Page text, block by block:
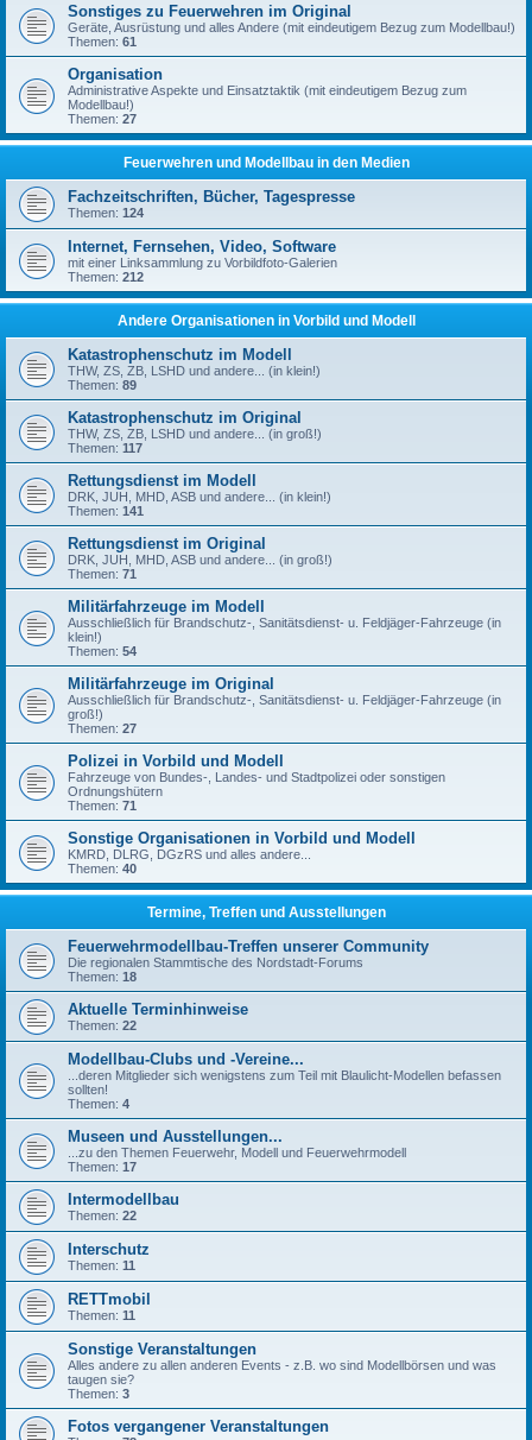
Sonstiges zu Feuerwehren im Original
Geräte, Ausrüstung und alles Andere (mit eindeutigem Bezug zum Modellbau!)
Themen: 61
Organisation
Administrative Aspekte und Einsatztaktik (mit eindeutigem Bezug zum
Modellbau!)
Themen: 27
Feuerwehren und Modellbau in den Medien
Fachzeitschriften, Bücher, Tagespresse
Themen: 124
Internet, Fernsehen, Video, Software
mit einer Linksammlung zu Vorbildfoto-Galerien
Themen: 212
Andere Organisationen in Vorbild und Modell
Katastrophenschutz im Modell
THW, ZS, ZB, LSHD und andere... (in klein!)
Themen: 89
Katastrophenschutz im Original
THW, ZS, ZB, LSHD und andere... (in groß!)
Themen: 117
Rettungsdienst im Modell
DRK, JUH, MHD, ASB und andere... (in klein!)
Themen: 141
Rettungsdienst im Original
DRK, JUH, MHD, ASB und andere... (in groß!)
Themen: 71
Militärfahrzeuge im Modell
Ausschließlich für Brandschutz-, Sanitätsdienst- u. Feldjäger-Fahrzeuge (in
klein!)
Themen: 54
Militärfahrzeuge im Original
Ausschließlich für Brandschutz-, Sanitätsdienst- u. Feldjäger-Fahrzeuge (in
groß!)
Themen: 27
Polizei in Vorbild und Modell
Fahrzeuge von Bundes-, Landes- und Stadtpolizei oder sonstigen
Ordnungshütern
Themen: 71
Sonstige Organisationen in Vorbild und Modell
KMRD, DLRG, DGzRS und alles andere...
Themen: 40
Termine, Treffen und Ausstellungen
Feuerwehrmodellbau-Treffen unserer Community
Die regionalen Stammtische des Nordstadt-Forums
Themen: 18
Aktuelle Terminhinweise
Themen: 22
Modellbau-Clubs und -Vereine...
...deren Mitglieder sich wenigstens zum Teil mit Blaulicht-Modellen befassen
sollten!
Themen: 4
Museen und Ausstellungen...
...zu den Themen Feuerwehr, Modell und Feuerwehrmodell
Themen: 17
Intermodellbau
Themen: 22
Interschutz
Themen: 11
RETTmobil
Themen: 11
Sonstige Veranstaltungen
Alles andere zu allen anderen Events - z.B. wo sind Modellbörsen und was
taugen sie?
Themen: 3
Fotos vergangener Veranstaltungen